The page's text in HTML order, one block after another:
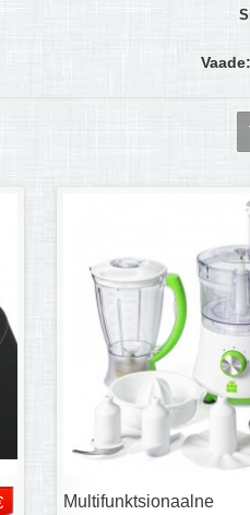
Vaade:
Multifunktsionaalne